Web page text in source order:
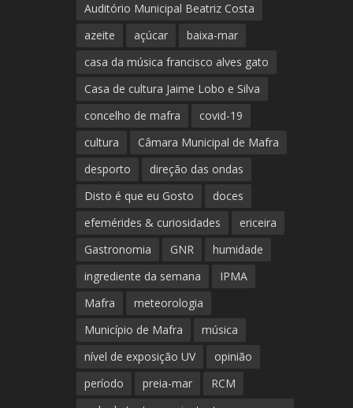
Auditório Municipal Beatriz Costa
azeite
açúcar
baixa-mar
casa da música francisco alves gato
Casa de cultura Jaime Lobo e Silva
concelho de mafra
covid-19
cultura
Câmara Municipal de Mafra
desporto
direção das ondas
Disto é que eu Gosto
doces
efemérides & curiosidades
ericeira
Gastronomia
GNR
humidade
ingrediente da semana
IPMA
Mafra
meteorologia
Município de Mafra
música
nível de exposição UV
opinião
período
preia-mar
RCM